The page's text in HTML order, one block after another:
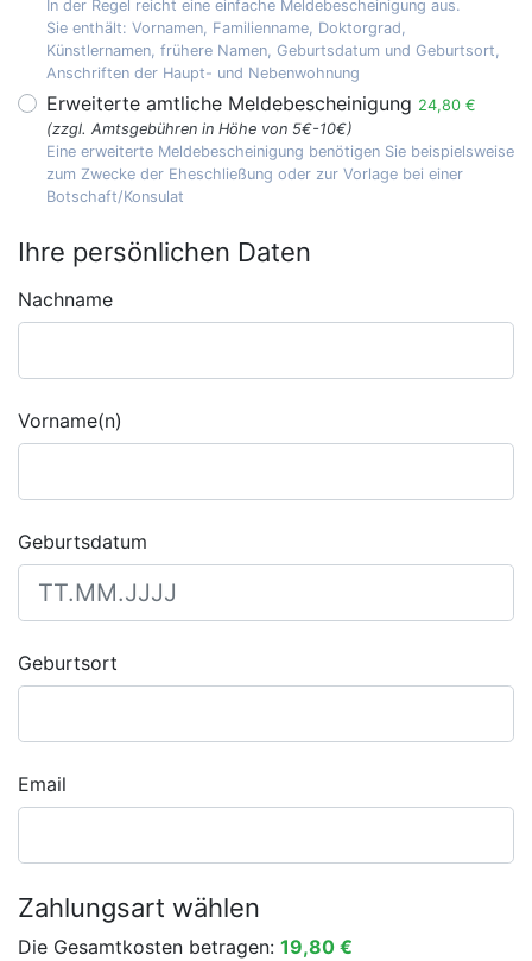
In der Regel reicht eine einfache Meldebescheinigung aus.
Sie enthält: Vornamen, Familienname, Doktorgrad,
Künstlernamen, frühere Namen, Geburtsdatum und Geburtsort,
Anschriften der Haupt- und Nebenwohnung
Erweiterte amtliche Meldebescheinigung 24,80 €
(zzgl. Amtsgebühren in Höhe von 5€-10€)
Eine erweiterte Meldebescheinigung benötigen Sie beispielsweise
zum Zwecke der Eheschließung oder zur Vorlage bei einer
Botschaft/Konsulat
Ihre persönlichen Daten
Nachname
Vorname(n)
Geburtsdatum
Geburtsort
Email
Zahlungsart wählen
Die Gesamtkosten betragen: 19,80 €